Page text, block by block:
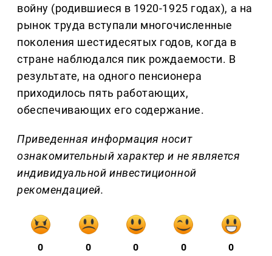
войну (родившиеся в 1920-1925 годах), а на
рынок труда вступали многочисленные
поколения шестидесятых годов, когда в
стране наблюдался пик рождаемости. В
результате, на одного пенсионера
приходилось пять работающих,
обеспечивающих его содержание.
Приведенная информация носит
ознакомительный характер и не является
индивидуальной инвестиционной
рекомендацией.
0 0 0 0 0